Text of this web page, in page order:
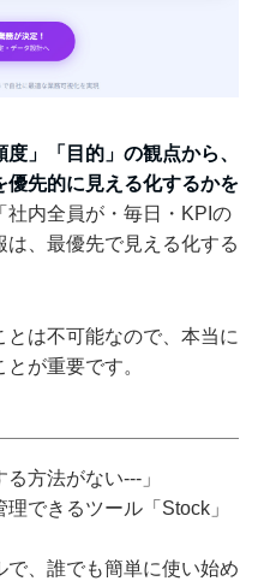
度」「目的」の観点から、
先的に見える化するかを
社内全員が・毎日・KPIの
、最優先で見える化する
は不可能なので、本当に
が重要です。
方法がない---」
できるツール「Stock」
で、誰でも簡単に使い始め